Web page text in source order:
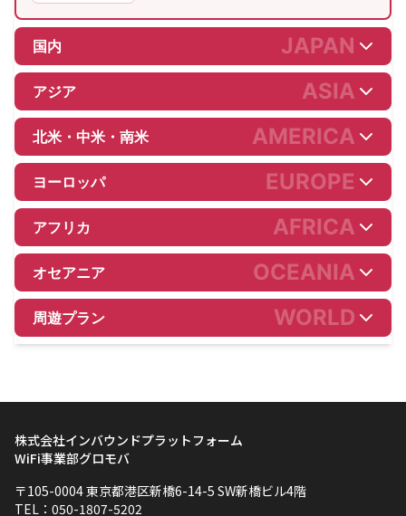
国内 JAPAN
アジア ASIA
北米・中米・南米 AMERICA
ヨーロッパ EUROPE
アフリカ AFRICA
オセアニア OCEANIA
周遊プラン WORLD
株式会社インバウンドプラットフォーム
WiFi事業部グロモバ
〒105-0004 東京都港区新橋6-14-5 SW新橋ビル4階
TEL：050-1807-5202